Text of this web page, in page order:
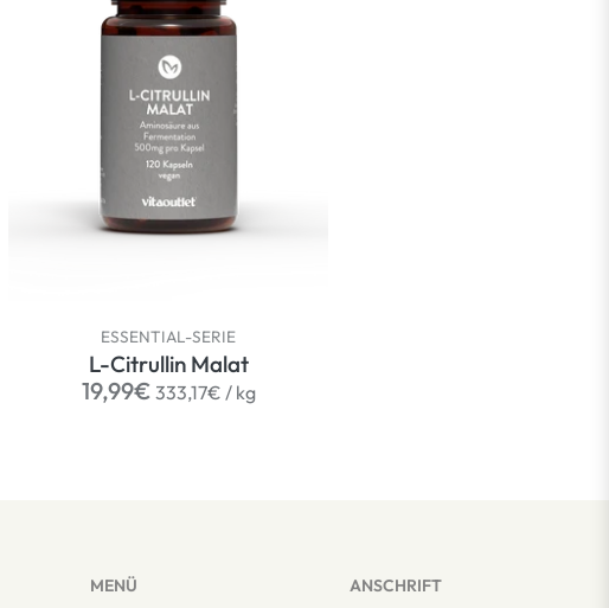
ESSENTIAL-SERIE
L-Citrullin Malat
Normaler
19,99€ 333,17€ / per
kg
MENÜ ANSCHRIFT